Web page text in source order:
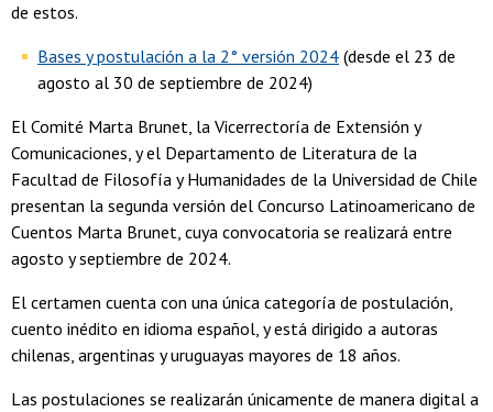
de estos.
Bases y postulación a la 2° versión 2024 (desde el 23 de
agosto al 30 de septiembre de 2024)
El Comité Marta Brunet, la Vicerrectoría de Extensión y
Comunicaciones, y el Departamento de Literatura de la
Facultad de Filosofía y Humanidades de la Universidad de Chile
presentan la segunda versión del Concurso Latinoamericano de
Cuentos Marta Brunet, cuya convocatoria se realizará entre
agosto y septiembre de 2024.
El certamen cuenta con una única categoría de postulación,
cuento inédito en idioma español, y está dirigido a autoras
chilenas, argentinas y uruguayas mayores de 18 años.
Las postulaciones se realizarán únicamente de manera digital a